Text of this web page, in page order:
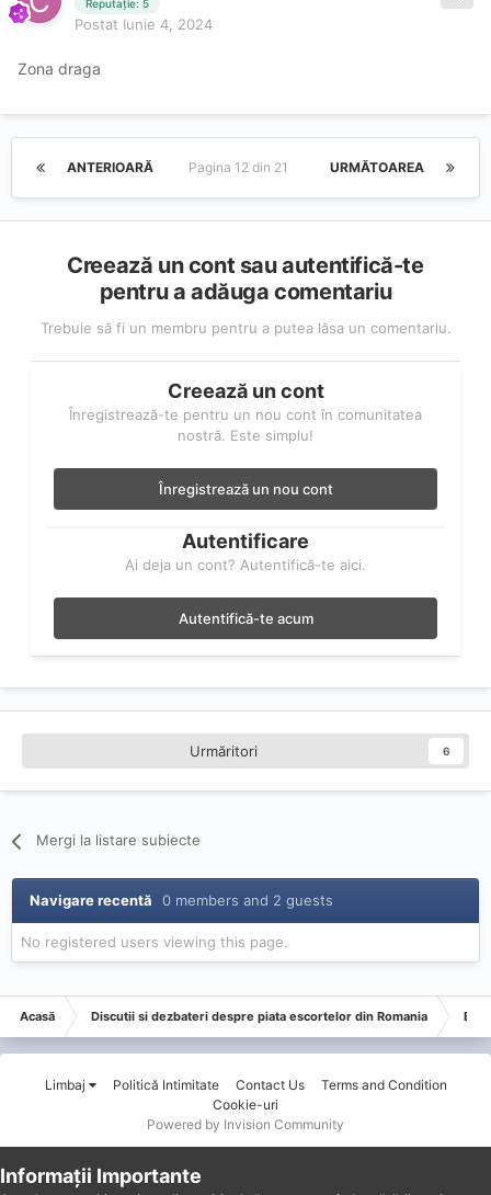
Reputație: 5
Postat Iunie 4, 2024
Zona draga
ANTERIOARĂ URMĂTOAREA
Pagina 12 din 21
Creează un cont sau autentifică-te
pentru a adăuga comentariu
Trebuie să fi un membru pentru a putea lăsa un comentariu.
Creează un cont
Înregistrează-te pentru un nou cont în comunitatea
nostră. Este simplu!
Înregistrează un nou cont
Autentificare
Ai deja un cont? Autentifică-te aici.
Autentifică-te acum
Urmăritori 6
Mergi la listare subiecte
Navigare recentă 0 members and 2 guests
No registered users viewing this page.
Acasă Discutii si dezbateri despre piata escortelor din Romania
Limbaj Politică Intimitate Contact Us
Terms and Condition
Cookie-uri
Powered by Invision Community
Informații Importante